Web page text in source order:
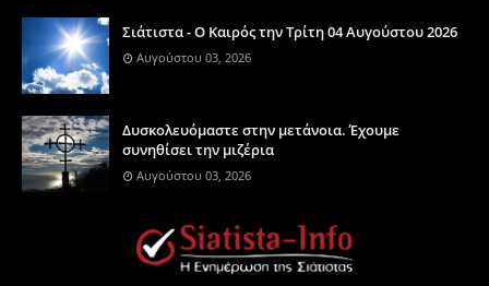
Σιάτιστα - Ο Καιρός την Τρίτη 04 Αυγούστου 2026
Αυγούστου 03, 2026
Δυσκολευόμαστε στην μετάνοια. Έχουμε
συνηθίσει την μιζέρια
Αυγούστου 03, 2026